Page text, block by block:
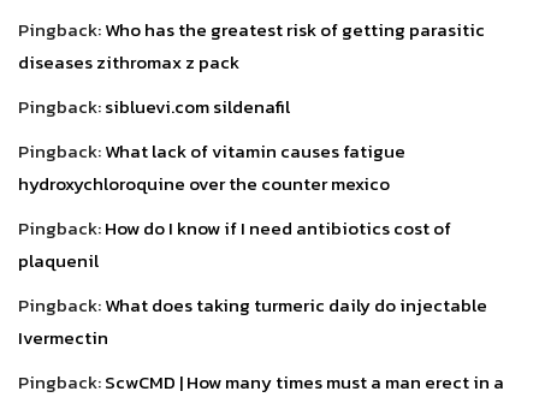
Pingback:Who has the greatest risk of getting parasitic
diseases zithromax z pack
Pingback:sibluevi.com sildenafil
Pingback:What lack of vitamin causes fatigue
hydroxychloroquine over the counter mexico
Pingback:How do I know if I need antibiotics cost of
plaquenil
Pingback:What does taking turmeric daily do injectable
Ivermectin
Pingback:ScwCMD | How many times must a man erect in a